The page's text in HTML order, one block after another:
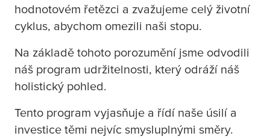
hodnotovém řetězci a zvažujeme celý životní
cyklus, abychom omezili naši stopu.
Na základě tohoto porozumění jsme odvodili
náš program udržitelnosti, který odráží náš
holistický pohled.
Tento program vyjasňuje a řídí naše úsilí a
investice těmi nejvíc smysluplnými směry.